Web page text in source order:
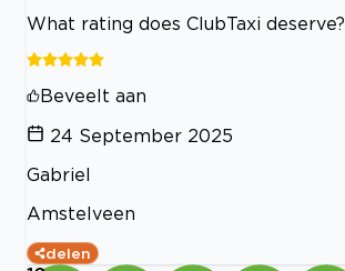
What rating does ClubTaxi deserve?
Beveelt aan
24 September 2025
Gabriel
Amstelveen
delen